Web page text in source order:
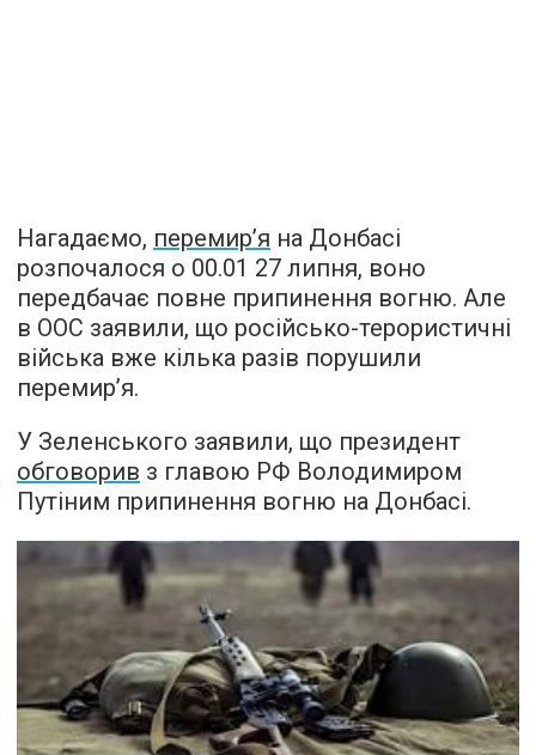
Нагадаємо, перемир’я на Донбасі
розпочалося о 00.01 27 липня, воно
передбачає повне припинення вогню. Але
в ООС заявили, що російсько-терористичні
війська вже кілька разів порушили
перемир’я.
У Зеленського заявили, що президент
обговорив з главою РФ Володимиром
Путіним припинення вогню на Донбасі.